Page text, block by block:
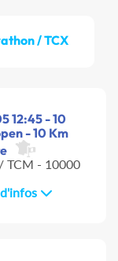
/ TCX
12:45 - 10
- 10 Km
TCM - 10000